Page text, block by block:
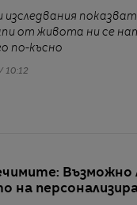
изследвания
от живота ни се
по-късно
10:12
Възможно
на